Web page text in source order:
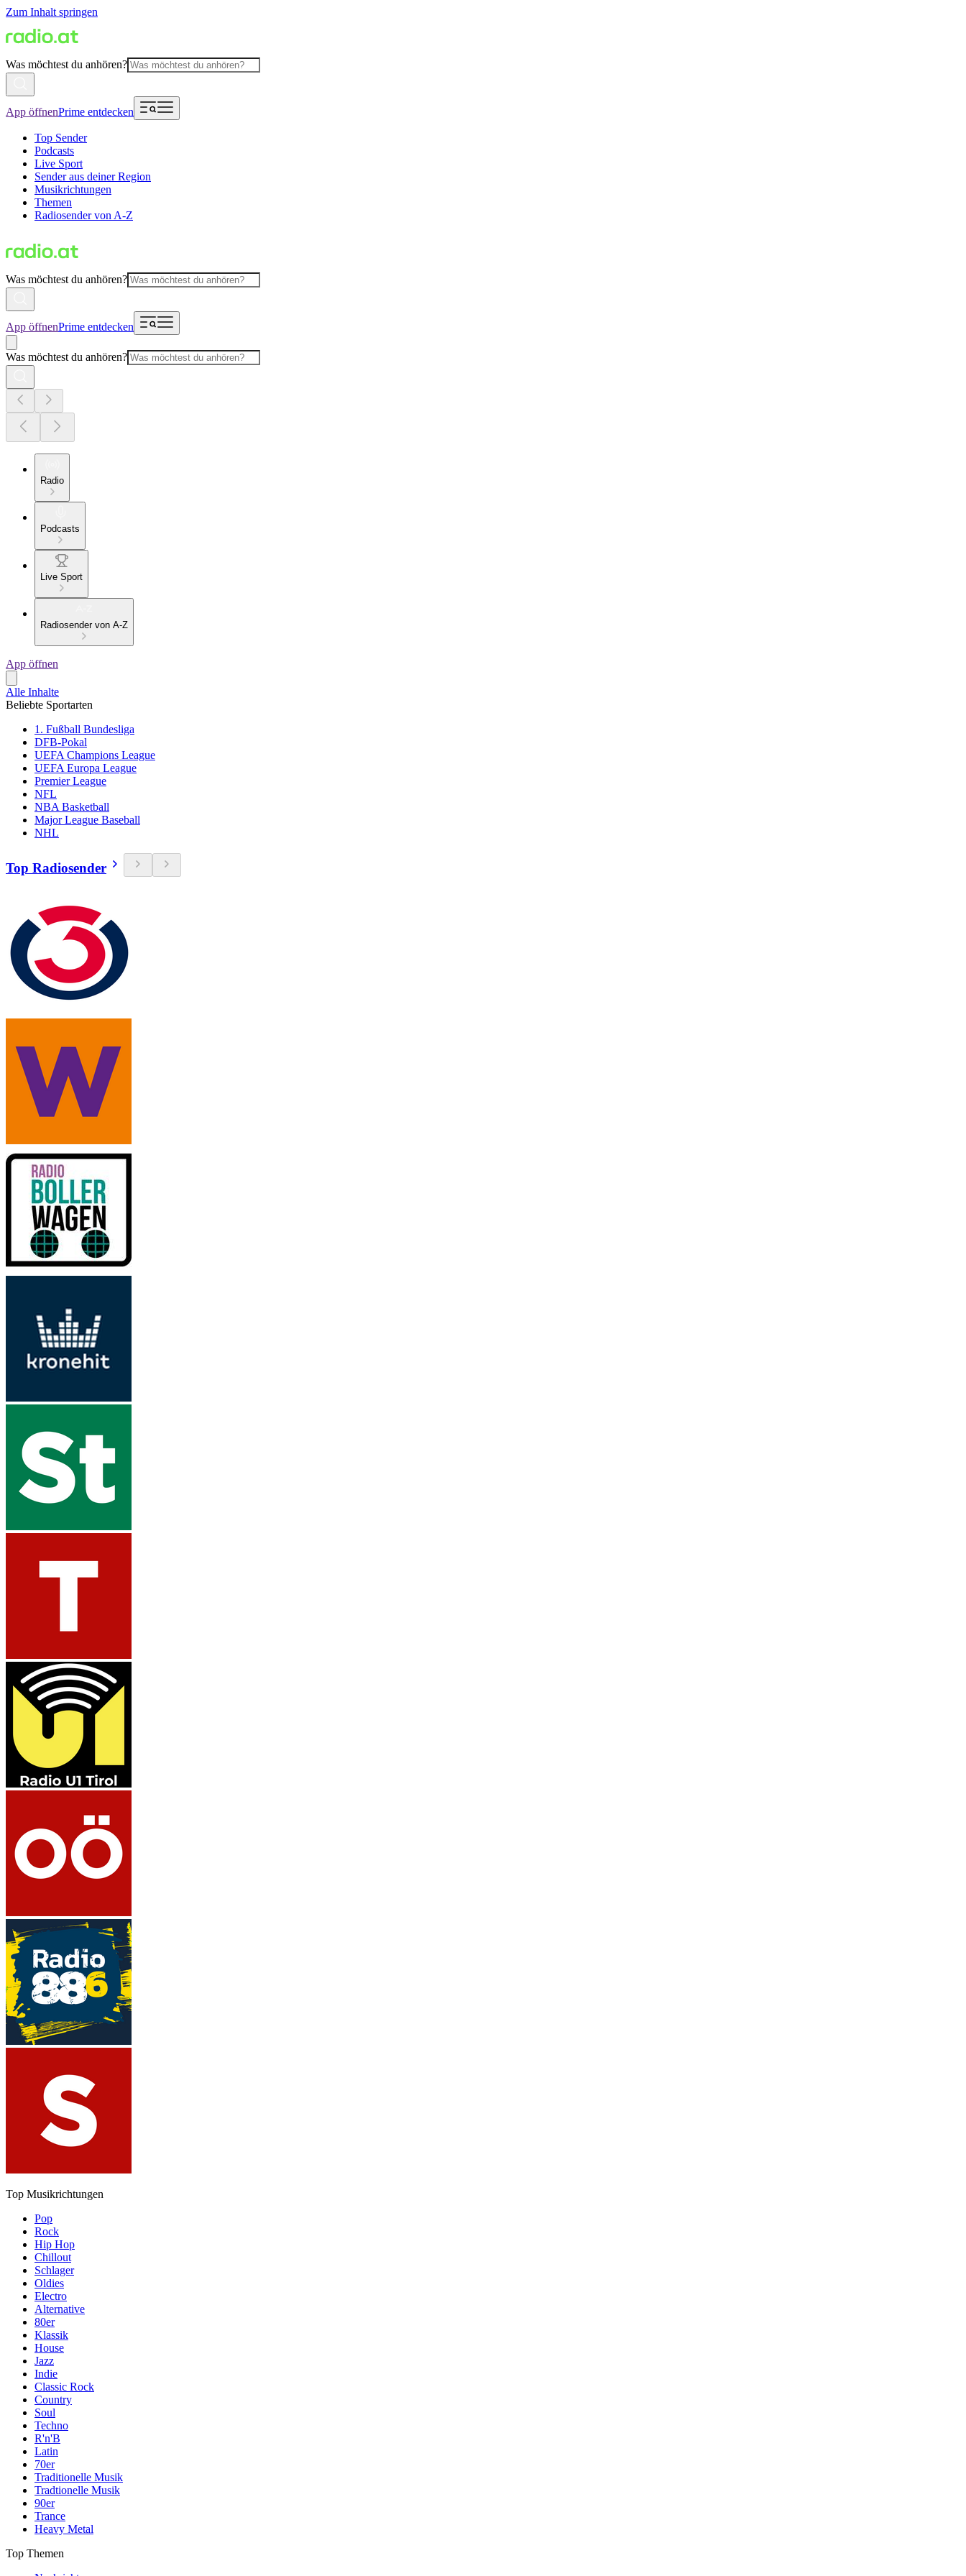
Zum Inhalt springen
Was möchtest du anhören?
App öffnenPrime entdecken
Top Sender
Podcasts
Live Sport
Sender aus deiner Region
Musikrichtungen
Themen
Radiosender von A-Z
Was möchtest du anhören?
App öffnenPrime entdecken
Was möchtest du anhören?
Radio
Podcasts
Live Sport
Radiosender von A-Z
App öffnen
Alle Inhalte
Beliebte Sportarten
1. Fußball Bundesliga
DFB-Pokal
UEFA Champions League
UEFA Europa League
Premier League
NFL
NBA Basketball
Major League Baseball
NHL
Top Radiosender
Top Musikrichtungen
Pop
Rock
Hip Hop
Chillout
Schlager
Oldies
Electro
Alternative
80er
Klassik
House
Jazz
Indie
Classic Rock
Country
Soul
Techno
R'n'B
Latin
70er
Traditionelle Musik
Tradtionelle Musik
90er
Trance
Heavy Metal
Top Themen